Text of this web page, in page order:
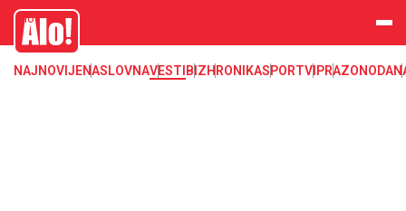
Društvo, društvene teme
Alo
NAJNOVIJENASLOVNAVESTI BIZHRONIKASPORTVIPRAZONODA